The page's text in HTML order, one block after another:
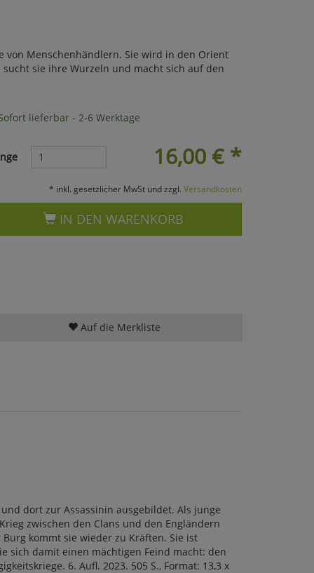
von Menschenhändlern. Sie wird in den Orient
sie ihre Wurzeln und macht sich auf den
lieferbar - 2-6 Werktage
16,00 €*
* inkl. gesetzlicher MwSt und zzgl. Versandkosten
IN DEN WARENKORB
Auf die Merkliste
dort zur Assassinin ausgebildet. Als junge
zwischen den Clans und den Engländern
kommt sie wieder zu Kräften. Sie ist
sich damit einen mächtigen Feind macht: den
6. Aufl. 2023. 505 S., Format: 13,3 x